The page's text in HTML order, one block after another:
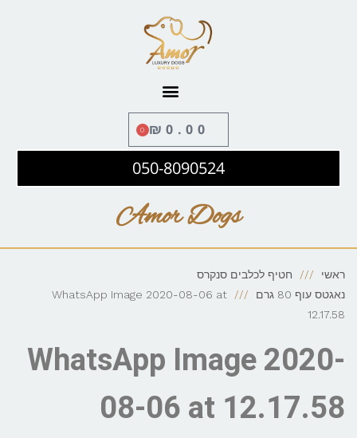
₪0.00
0
050-8090524
Amor Dogs
ראשי
חטיף לכלבים סנקרס
נאגטס עוף 80 גרם
WhatsApp Image 2020-08-06 at
12.17.58
WhatsApp Image 2020-
08-06 at 12.17.58